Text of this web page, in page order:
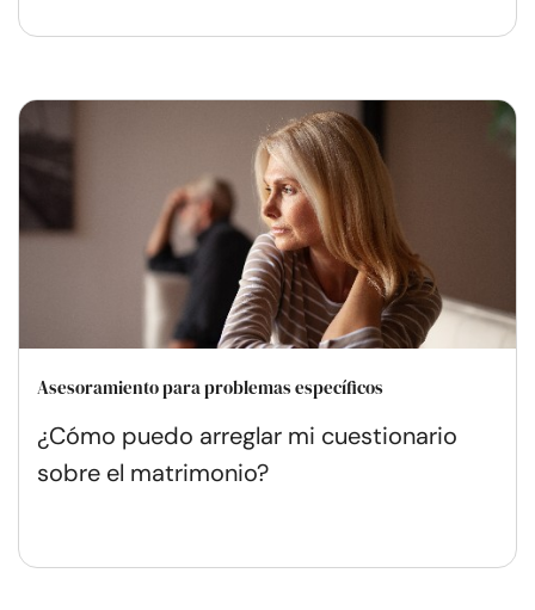
Asesoramiento para problemas específicos
¿Cómo puedo arreglar mi cuestionario
sobre el matrimonio?